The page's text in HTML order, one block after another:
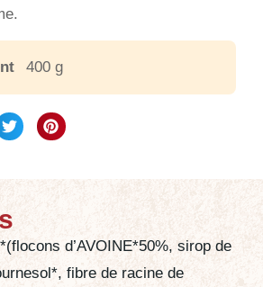
400 g
d’AVOINE*50%, sirop de
fibre de racine de